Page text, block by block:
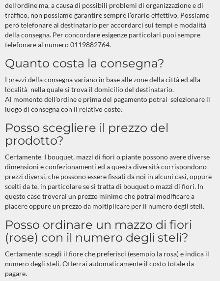
dell’ordine ma, a causa di possibili problemi di organizzazione e di
traffico, non possiamo garantire sempre l’orario effettivo. Possiamo
però telefonare al destinatario per accordarci sui tempi e modalità
della consegna. Per concordare esigenze particolari puoi sempre
telefonare al numero 0119882764.
Quanto costa la consegna?
I prezzi della consegna variano in base alle zone della città ed alla
località nella quale si trova il domicilio del destinatario.
Al momento dell'ordine e prima del pagamento potrai selezionare il
luogo di consegna con il relativo costo.
Posso scegliere il prezzo del
prodotto?
Certamente. I bouquet, mazzi di fiori o piante possono avere diverse
dimensioni e confezionamenti ed a questa diversità corrispondono
prezzi diversi, che possono essere fissati da noi in alcuni casi, oppure
scelti da te, in particolare se si tratta di bouquet o mazzi di fiori. In
questo caso troverai un prezzo minimo che potrai modificare a
piacere oppure un prezzo da moltiplicare per il numero degli steli.
Posso ordinare un mazzo di fiori
(rose) con il numero degli steli?
Certamente: scegli il fiore che preferisci (esempio la rosa) e indica il
numero degli steli. Otterrai automaticamente il costo totale da
pagare.